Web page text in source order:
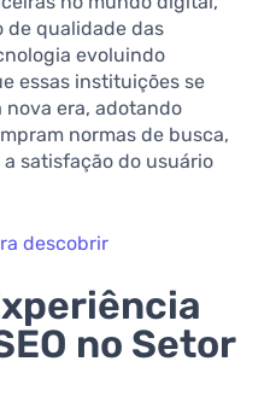
de qualidade das
evoluindo
essas instituições se
era, adotando
normas de busca,
satisfação do usuário
descobrir
no Setor